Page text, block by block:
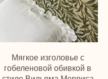
Мягкое изголовье с
гобеленовой обивкой в